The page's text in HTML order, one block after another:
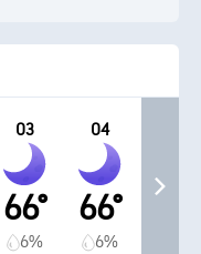
03
66°
6%
04
66°
6%